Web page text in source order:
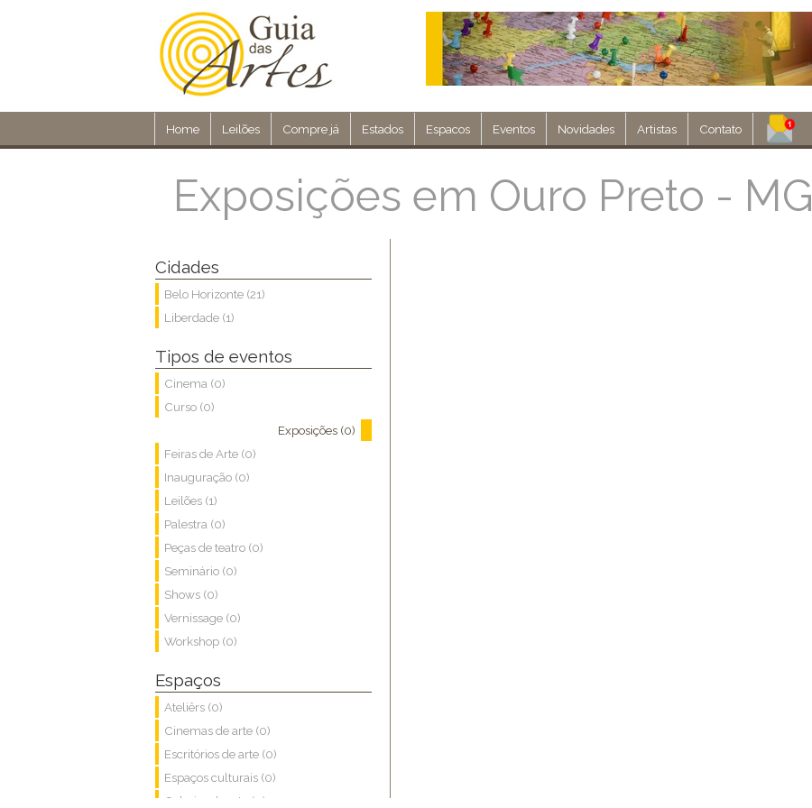
Home Leilões Compre já Estados Espacos Eventos Novidades Artistas Contato
Exposições em Ouro Preto - MG
Cidades
Belo Horizonte (21)
Liberdade (1)
Tipos de eventos
Cinema (0)
Curso (0)
Exposições (0)
Feiras de Arte (0)
Inauguração (0)
Leilões (1)
Palestra (0)
Peças de teatro (0)
Seminário (0)
Shows (0)
Vernissage (0)
Workshop (0)
Espaços
Ateliêrs (0)
Cinemas de arte (0)
Escritórios de arte (0)
Espaços culturais (0)
Galerias de arte (0)